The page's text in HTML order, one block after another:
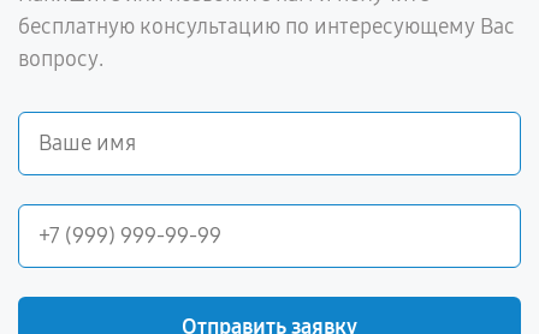
бесплатную консультацию по интересующему Вас
вопросу.
Отправить заявку